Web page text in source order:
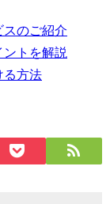
スのご紹介
トを解説
る方法